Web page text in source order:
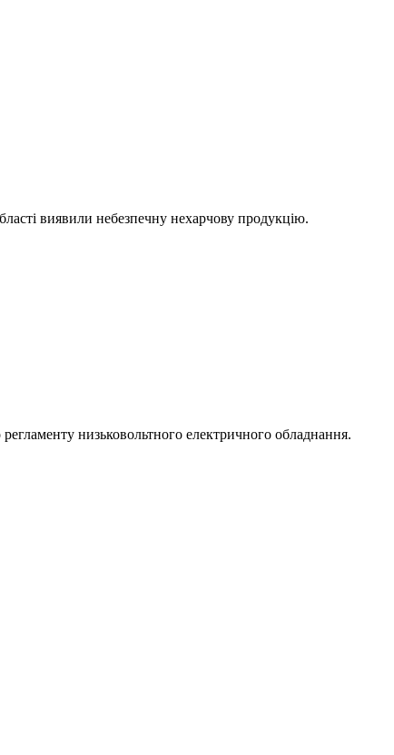
виявили небезпечну нехарчову продукцію.
низьковольтного електричного обладнання.